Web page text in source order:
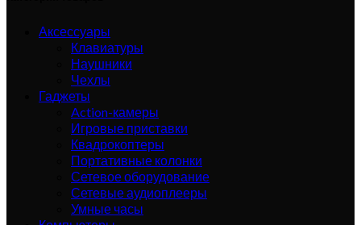
Аксессуары
Клавиатуры
Наушники
Чехлы
Гаджеты
Action-камеры
Игровые приставки
Квадрокоптеры
Портативные колонки
Сетевое оборудование
Сетевые аудиоплееры
Умные часы